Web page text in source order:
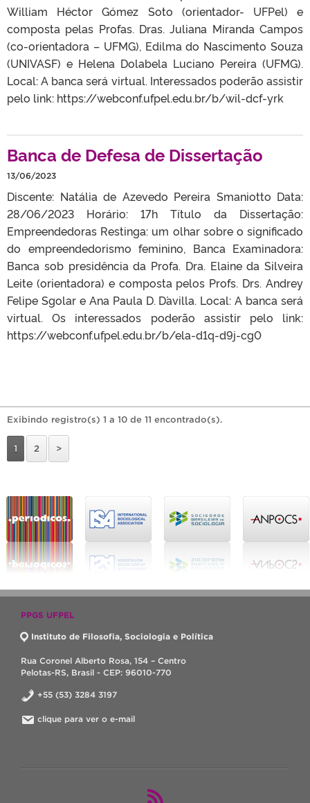
William Héctor Gómez Soto (orientador- UFPel) e
composta pelas Profas. Dras. Juliana Miranda Campos
(co-orientadora – UFMG), Edilma do Nascimento Souza
(UNIVASF) e Helena Dolabela Luciano Pereira (UFMG).
Local: A banca será virtual. Interessados poderão assistir
pelo link: https://webconf.ufpel.edu.br/b/wil-dcf-yrk
Banca de Defesa de Dissertação
13/06/2023
Discente: Natália de Azevedo Pereira Smaniotto Data:
28/06/2023 Horário: 17h Título da Dissertação:
Empreendedoras Restinga: um olhar sobre o significado
do empreendedorismo feminino, Banca Examinadora:
Banca sob presidência da Profa. Dra. Elaine da Silveira
Leite (orientadora) e composta pelos Profs. Drs. Andrey
Felipe Sgolar e Ana Paula D. D´avilla. Local: A banca será
virtual. Os interessados poderão assistir pelo link:
https://webconf.ufpel.edu.br/b/ela-d1q-d9j-cg0
Exibindo registro(s) 1 a 10 de 11 encontrado(s).
1 2 >
PPGS UFPEL
Instituto de Filosofia, Sociologia e Política
Rua Coronel Alberto Rosa, 154 – Centro
Pelotas-RS, Brasil - CEP: 96010-770
+55 (53) 3284 3197
clique para ver o e-mail